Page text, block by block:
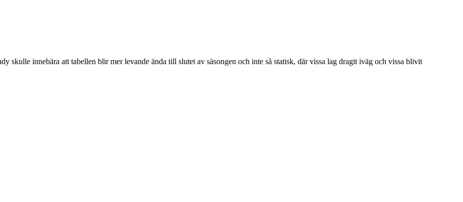
skulle innebära att tabellen blir mer levande ända till slutet av säsongen och inte så statisk, där vissa lag dragit iväg och vissa blivit